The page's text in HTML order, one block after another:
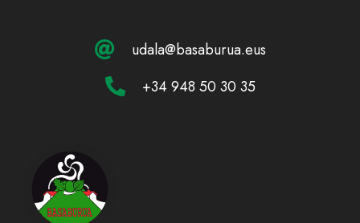
udala@basaburua.eus
+34 948 50 30 35